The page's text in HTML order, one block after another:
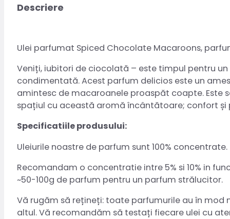
Descriere
Ulei parfumat Spiced Chocolate Macaroons,
Veniți, iubitori de ciocolată – este timpul pentru
condimentată. Acest parfum delicios este un
amintesc de macaroanele proaspăt coapte. Este
spațiul cu această aromă încântătoare; confort
Specificatiile produsului:
Uleiurile noastre de parfum sunt 100%
Recomandam o concentratie intre 5% si 10% in
~50-100g de parfum pentru un parfum strălucitor.
Vă rugăm să rețineți: toate parfumurile au în mod
altul. Vă recomandăm să testați fiecare ulei cu